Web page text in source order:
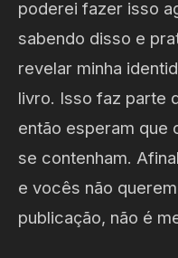
poderei fazer isso
sabendo disso e
revelar minha
livro. Isso faz parte
então esperam que
se contenham.
e vocês não
publicação, não é